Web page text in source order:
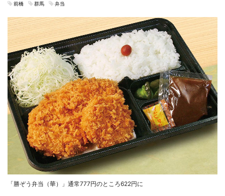
前橋 群馬 弁当
「勝ぞう弁当（華）」通常777円のところ622円に